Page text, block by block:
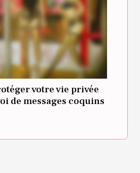
votre vie privée
de messages coquins